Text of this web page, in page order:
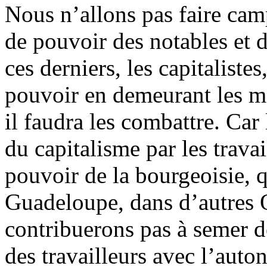
Nous n’allons pas faire
de pouvoir des notables et
ces derniers, les
pouvoir en demeurant les
il faudra les combattre. Car
du capitalisme par les
pouvoir de la bourgeoisie,
Guadeloupe, dans
contribuerons pas à semer
des travailleurs avec